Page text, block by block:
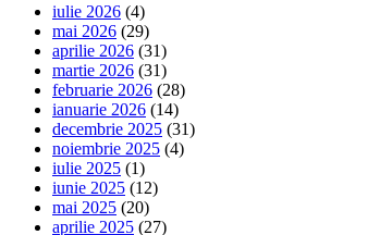
iulie 2026 (4)
mai 2026 (29)
aprilie 2026 (31)
martie 2026 (31)
februarie 2026 (28)
ianuarie 2026 (14)
decembrie 2025 (31)
noiembrie 2025 (4)
iulie 2025 (1)
iunie 2025 (12)
mai 2025 (20)
aprilie 2025 (27)